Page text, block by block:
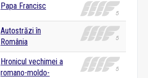
Papa Francisc
Autostrăzi în
România
Hronicul vechimei a
romano-moldo-